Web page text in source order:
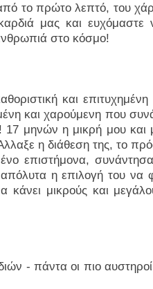
το πρώτο λεπτό, του
μας και ευχόμαστε
στο κόσμο!
και
και χαρούμενη που
17 μηνών η μικρή μου και
η διάθεση της, το
επιστήμονα,
η επιλογή του να
κάνει μικρούς και
- πάντα οι πιο αυστηροί